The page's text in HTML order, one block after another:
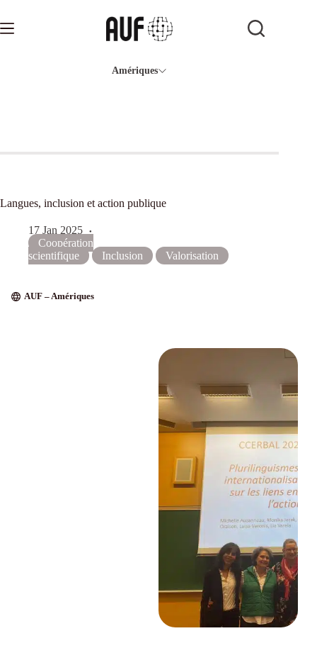
contenu
Amériques
Langues, inclusion et action publique
17 Jan 2025
Coopération
scientifique
Inclusion Valorisation
AUF – Amériques